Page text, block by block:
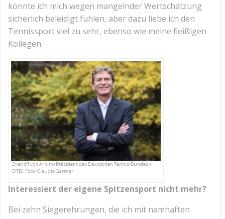
könnte ich mich wegen mangelnder Wertschätzung
sicherlich beleidigt fühlen, aber dazu liebe ich den
Tennissport viel zu sehr, ebenso wie meine fleißigen
Kollegen.
Dietloff von Arnim (Präsident des Deutschen Tennis-Bundes –
DTB), Foto: Claudio Gärtner
Interessiert der eigene Spitzensport nicht mehr?
Bei zehn Siegerehrungen, die ich mit namhaften